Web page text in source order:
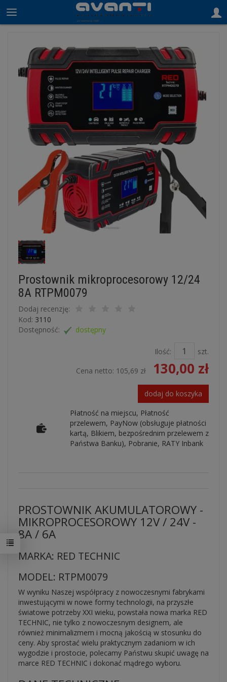
Prostownik mikroprocesorowy 12/24
8A RTPM0079
Dodaj recenzję:
Kod: 3110
Dostępność:
dostępny
Ilość:
szt.
Cena netto: 105,69 zł 130,00 zł
dodaj do koszyka
Płatność na miejscu, Płatność
przelewem, PayNow (obsługuje płatności
kartą, Blikiem, bezpośrednim przelewem z
Państwa Banku), Pobranie, RATY Inbank
PROSTOWNIK AKUMULATOROWY -
MIKROPROCESOROWY 12V / 24V -
8A / 6A
MARKA: RED TECHNIC
MODEL: RTPM0079
W wyniku Naszej współpracy z nowoczesnymi fabrykami
inwestującymi w nowe formy technologii, na przyszłe
światowe potrzeby XXI wieku, powstała nowa marka RED
TECHNIC, nie tylko z nowoczesnym designem, ale
również minimalizmem i mocną jakością w stosunku do
ceny. Aby sprostać wielu praktycznym zadaniom w ich
wygodzie i prostocie, polecamy Państwu skupić uwagę na
marce RED TECHNIC i dokonać mądrego wyboru.